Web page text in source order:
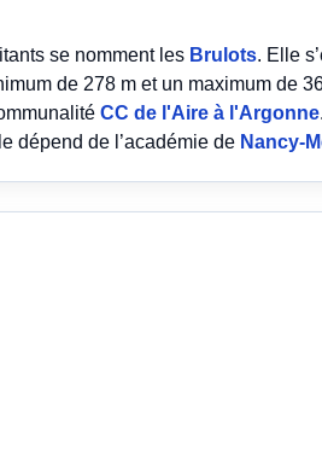
se nomment les Brulots. Elle
de 278 m et un maximum de
CC de l'Aire à l'Argonne
dépend de l’académie de Nancy-